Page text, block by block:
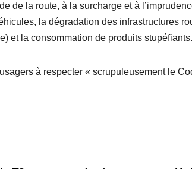
de la route, à la surcharge et à
la dégradation des infrastructures
et la consommation de produits stupéfiants.
à respecter « scrupuleusement le